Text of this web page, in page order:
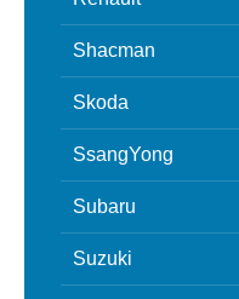
Shacman
Skoda
SsangYong
Subaru
Suzuki